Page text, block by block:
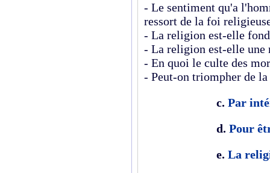
- Le sentiment qu'a
ressort de la foi
- La religion est-elle
- La religion est-elle une
- En quoi le culte des
- Peut-on triompher de
c. Par
d. Pour
e. La